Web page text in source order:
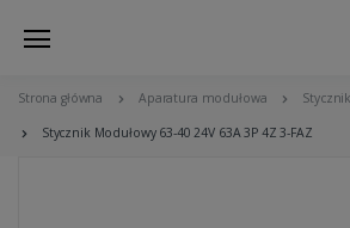
Strona główna Aparatura modułowa
Stycznik Modułowy 63-40 24V 63A 3P 4Z 3-FAZ